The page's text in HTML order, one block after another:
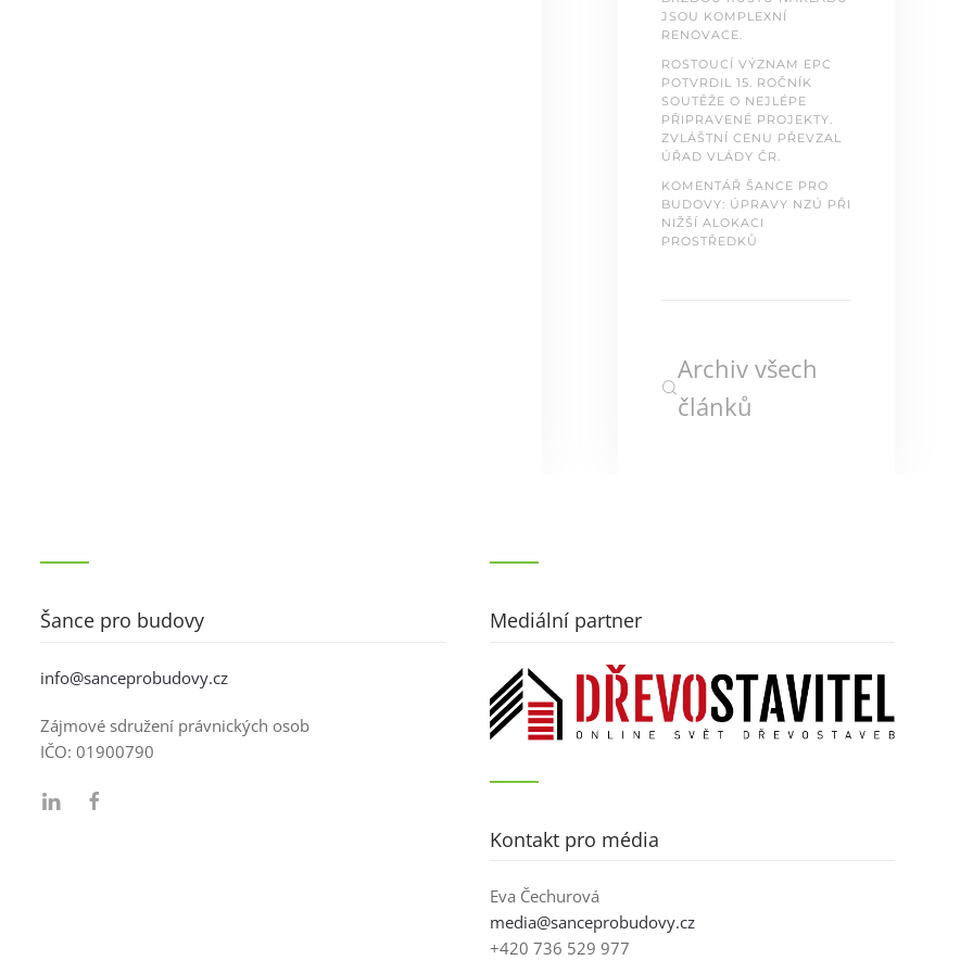
JSOU KOMPLEXNÍ
RENOVACE.
ROSTOUCÍ VÝZNAM EPC
POTVRDIL 15. ROČNÍK
SOUTĚŽE O NEJLÉPE
PŘIPRAVENÉ PROJEKTY.
ZVLÁŠTNÍ CENU PŘEVZAL
ÚŘAD VLÁDY ČR.
KOMENTÁŘ ŠANCE PRO
BUDOVY: ÚPRAVY NZÚ PŘI
NIŽŠÍ ALOKACI
PROSTŘEDKŮ
Archiv všech
článků
Šance pro budovy
info@sanceprobudovy.cz
Zájmové sdružení právnických osob
IČO:01900790
Mediální partner
Kontakt pro média
Eva Čechurová
media@sanceprobudovy.cz
+420 736 529 977